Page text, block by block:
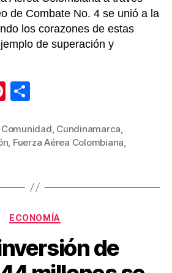
de Combate No. 4 se unió a la
los corazones de estas
de superación y
Pi
er
e
m
p
tir
Comunidad, Cundinamarca,
, Fuerza Aérea Colombiana,
Categorías
ECONOMÍA
de